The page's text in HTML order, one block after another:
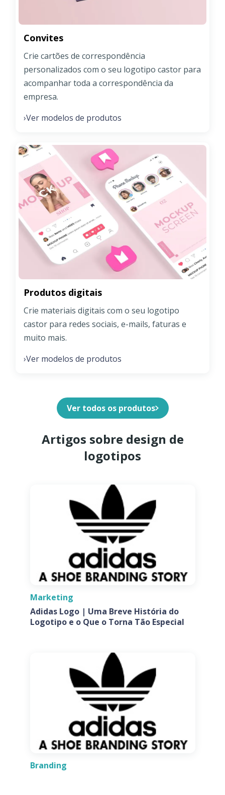
Convites
Crie cartões de correspondência
personalizados com o seu logotipo castor para
acompanhar toda a correspondência da
empresa.
›Ver modelos de produtos
Produtos digitais
Crie materiais digitais com o seu logotipo
castor para redes sociais, e-mails, faturas e
muito mais.
›Ver modelos de produtos
Ver todos os produtos
Artigos sobre design de
logotipos
Marketing
Adidas Logo | Uma Breve História do
Logotipo e o Que o Torna Tão Especial
Branding